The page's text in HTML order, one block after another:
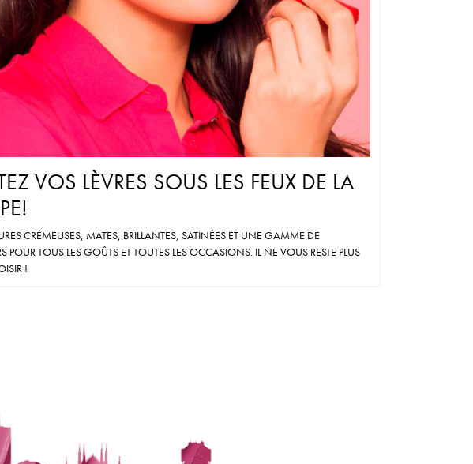
VOS LÈVRES SOUS LES FEUX DE LA
CRÉMEUSES, MATES, BRILLANTES, SATINÉES ET UNE GAMME DE
POUR TOUS LES GOÛTS ET TOUTES LES OCCASIONS. IL NE VOUS RESTE PLUS
!